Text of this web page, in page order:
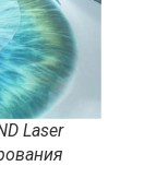
Laser